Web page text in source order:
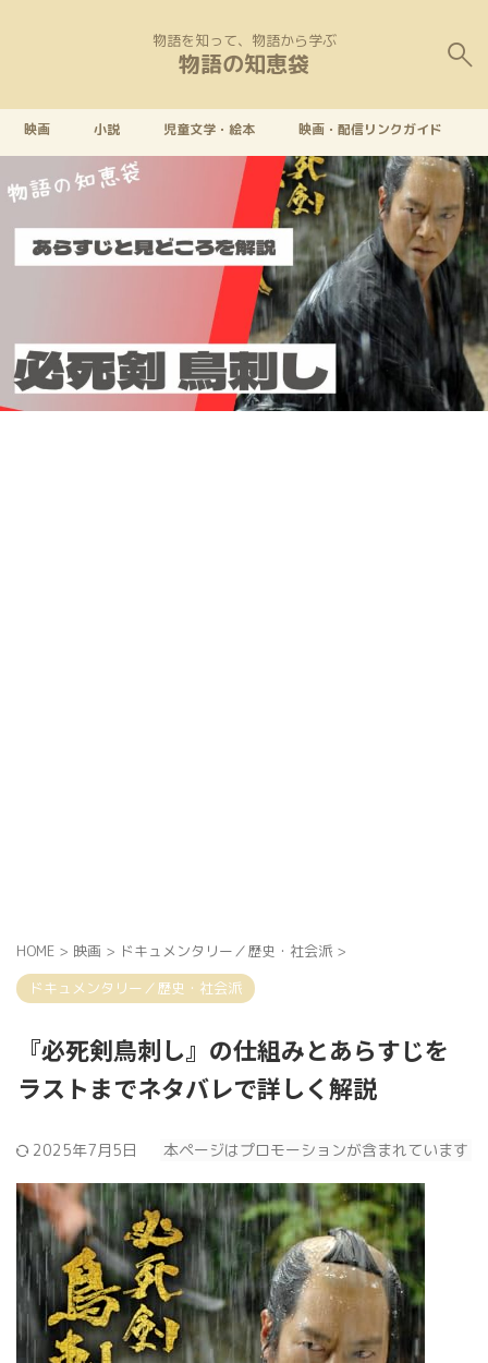
物語を知って、物語から学ぶ
物語の知恵袋
映画 小説 児童文学・絵本 映画・配信リンクガイド
HOME > 映画 > ドキュメンタリー／歴史・社会派 >
ドキュメンタリー／歴史・社会派
『必死剣鳥刺し』の仕組みとあらすじを
ラストまでネタバレで詳しく解説
2025年7月5日 本ページはプロモーションが含まれています